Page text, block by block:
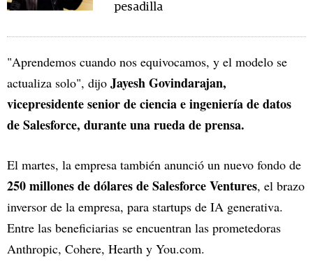
pesadilla
"Aprendemos cuando nos equivocamos, y el modelo se
actualiza solo", dijo Jayesh Govindarajan,
vicepresidente senior de ciencia e ingeniería de datos
de Salesforce, durante una rueda de prensa.
El martes, la empresa también anunció un nuevo fondo de
250 millones de dólares de Salesforce Ventures, el brazo
inversor de la empresa, para startups de IA generativa.
Entre las beneficiarias se encuentran las prometedoras
Anthropic, Cohere, Hearth y You.com.